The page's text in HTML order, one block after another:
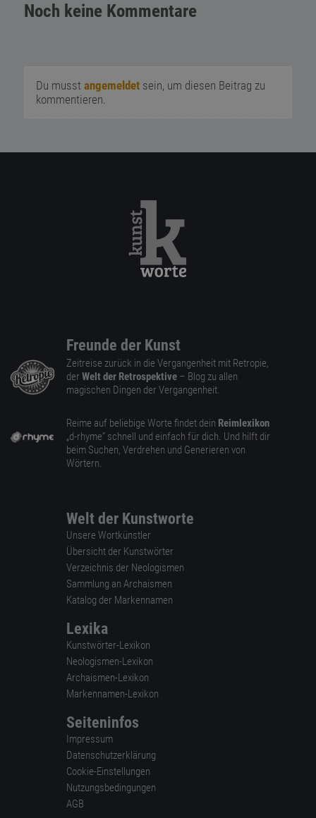
Noch keine Kommentare
Du musst angemeldetsein, um diesen Beitrag zu
kommentieren.
Freunde der Kunst
Zeitreise zurück in die Vergangenheit mit Retropie,
der Welt der Retrospektive – Blog zu allen
magischen Dingen der Vergangenheit.
Reime auf beliebige Worte findet dein Reimlexikon
„d-rhyme” schnell und einfach für dich. Und hilft dir
beim Suchen, Verdrehen und Generieren von
Wörtern.
Welt der Kunstworte
Unsere Wortkünstler
Übersicht der Kunstwörter
Verzeichnis der Neologismen
Sammlung an Archaismen
Katalog der Markennamen
Lexika
Kunstwörter-Lexikon
Neologismen-Lexikon
Archaismen-Lexikon
Markennamen-Lexikon
Seiteninfos
Impressum
Datenschutzerklärung
Cookie-Einstellungen
Nutzungsbedingungen
AGB